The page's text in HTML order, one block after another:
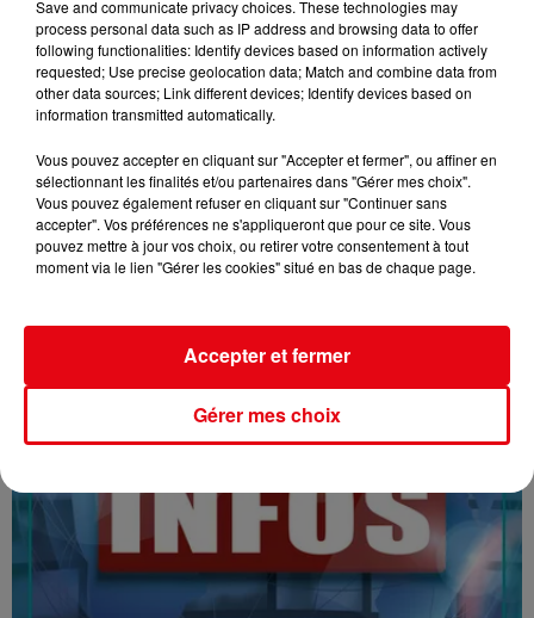
16/07/26 : LES INFORMATIONS
Save and communicate privacy choices. These technologies may
process personal data such as IP address and browsing data to offer
following functionalities: Identify devices based on information actively
requested; Use precise geolocation data; Match and combine data from
other data sources; Link different devices; Identify devices based on
information transmitted automatically.
Vous pouvez accepter en cliquant sur "Accepter et fermer", ou affiner en
sélectionnant les finalités et/ou partenaires dans "Gérer mes choix".
Vous pouvez également refuser en cliquant sur "Continuer sans
accepter". Vos préférences ne s'appliqueront que pour ce site. Vous
pouvez mettre à jour vos choix, ou retirer votre consentement à tout
moment via le lien "Gérer les cookies" situé en bas de chaque page.
Gérer mes choix
Accepter et fermer